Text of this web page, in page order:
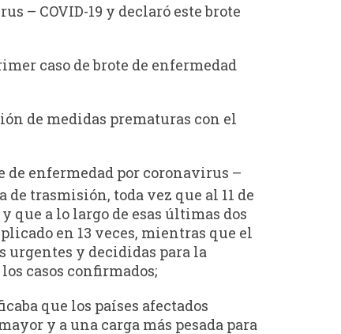
– COVID-19 y declaró este brote
caso de brote de enfermedad
de medidas prematuras con el
de enfermedad por coronavirus –
trasmisión, toda vez que al 11 de
que a lo largo de esas últimas dos
en 13 veces, mientras que el
urgentes y decididas para la
casos confirmados;
que los países afectados
y a una carga más pesada para